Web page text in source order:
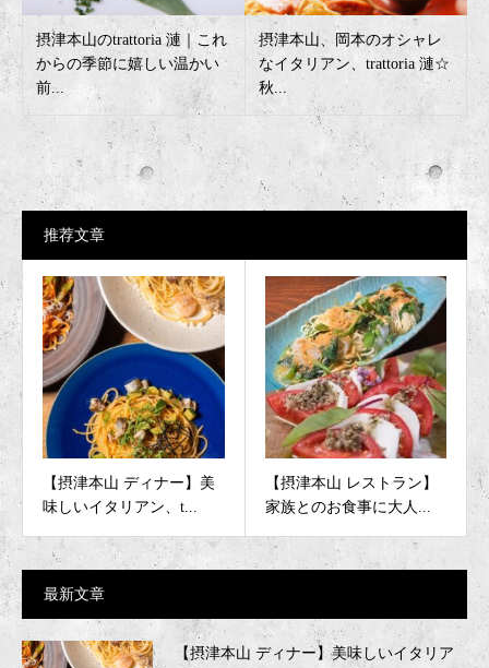
摂津本山のtrattoria 漣｜これ
からの季節に嬉しい温かい
前...
摂津本山、岡本のオシャレ
なイタリアン、trattoria 漣☆
秋...
推荐文章
【摂津本山 ディナー】美
味しいイタリアン、t...
【摂津本山 レストラン】
家族とのお食事に大人...
最新文章
【摂津本山 ディナー】美味しいイタリア